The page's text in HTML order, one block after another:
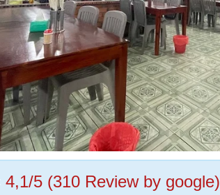
4,1/5 (310 Review by google)